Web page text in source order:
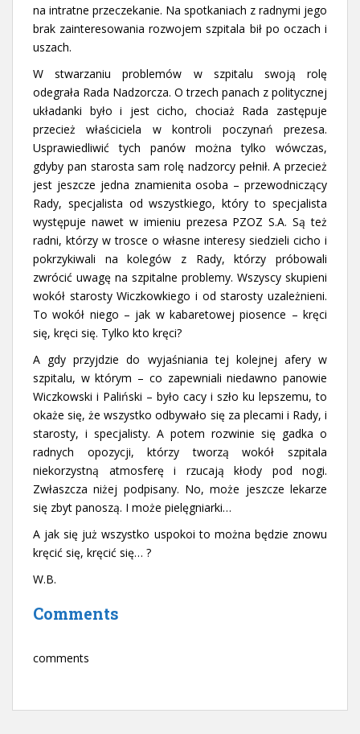
na intratne przeczekanie. Na spotkaniach z radnymi jego
brak zainteresowania rozwojem szpitala bił po oczach i
uszach.
W stwarzaniu problemów w szpitalu swoją rolę
odegrała Rada Nadzorcza. O trzech panach z politycznej
układanki było i jest cicho, chociaż Rada zastępuje
przecież właściciela w kontroli poczynań prezesa.
Usprawiedliwić tych panów można tylko wówczas,
gdyby pan starosta sam rolę nadzorcy pełnił. A przecież
jest jeszcze jedna znamienita osoba – przewodniczący
Rady, specjalista od wszystkiego, który to specjalista
występuje nawet w imieniu prezesa PZOZ S.A. Są też
radni, którzy w trosce o własne interesy siedzieli cicho i
pokrzykiwali na kolegów z Rady, którzy próbowali
zwrócić uwagę na szpitalne problemy. Wszyscy skupieni
wokół starosty Wiczkowkiego i od starosty uzależnieni.
To wokół niego – jak w kabaretowej piosence – kręci
się, kręci się. Tylko kto kręci?
A gdy przyjdzie do wyjaśniania tej kolejnej afery w
szpitalu, w którym – co zapewniali niedawno panowie
Wiczkowski i Paliński – było cacy i szło ku lepszemu, to
okaże się, że wszystko odbywało się za plecami i Rady, i
starosty, i specjalisty. A potem rozwinie się gadka o
radnych opozycji, którzy tworzą wokół szpitala
niekorzystną atmosferę i rzucają kłody pod nogi.
Zwłaszcza niżej podpisany. No, może jeszcze lekarze
się zbyt panoszą. I może pielęgniarki…
A jak się już wszystko uspokoi to można będzie znowu
kręcić się, kręcić się… ?
W.B.
Comments
comments